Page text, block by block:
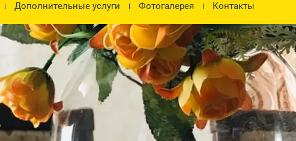
Дополнительные услуги Фотогалерея Контакты